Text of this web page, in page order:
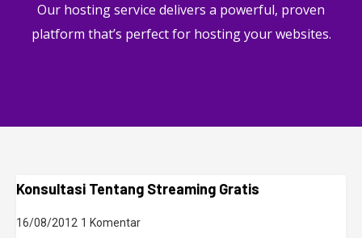
Our hosting service delivers a powerful, proven
platform that’s perfect for hosting your websites.
Konsultasi Tentang Streaming Gratis
16/08/2012 1 Komentar